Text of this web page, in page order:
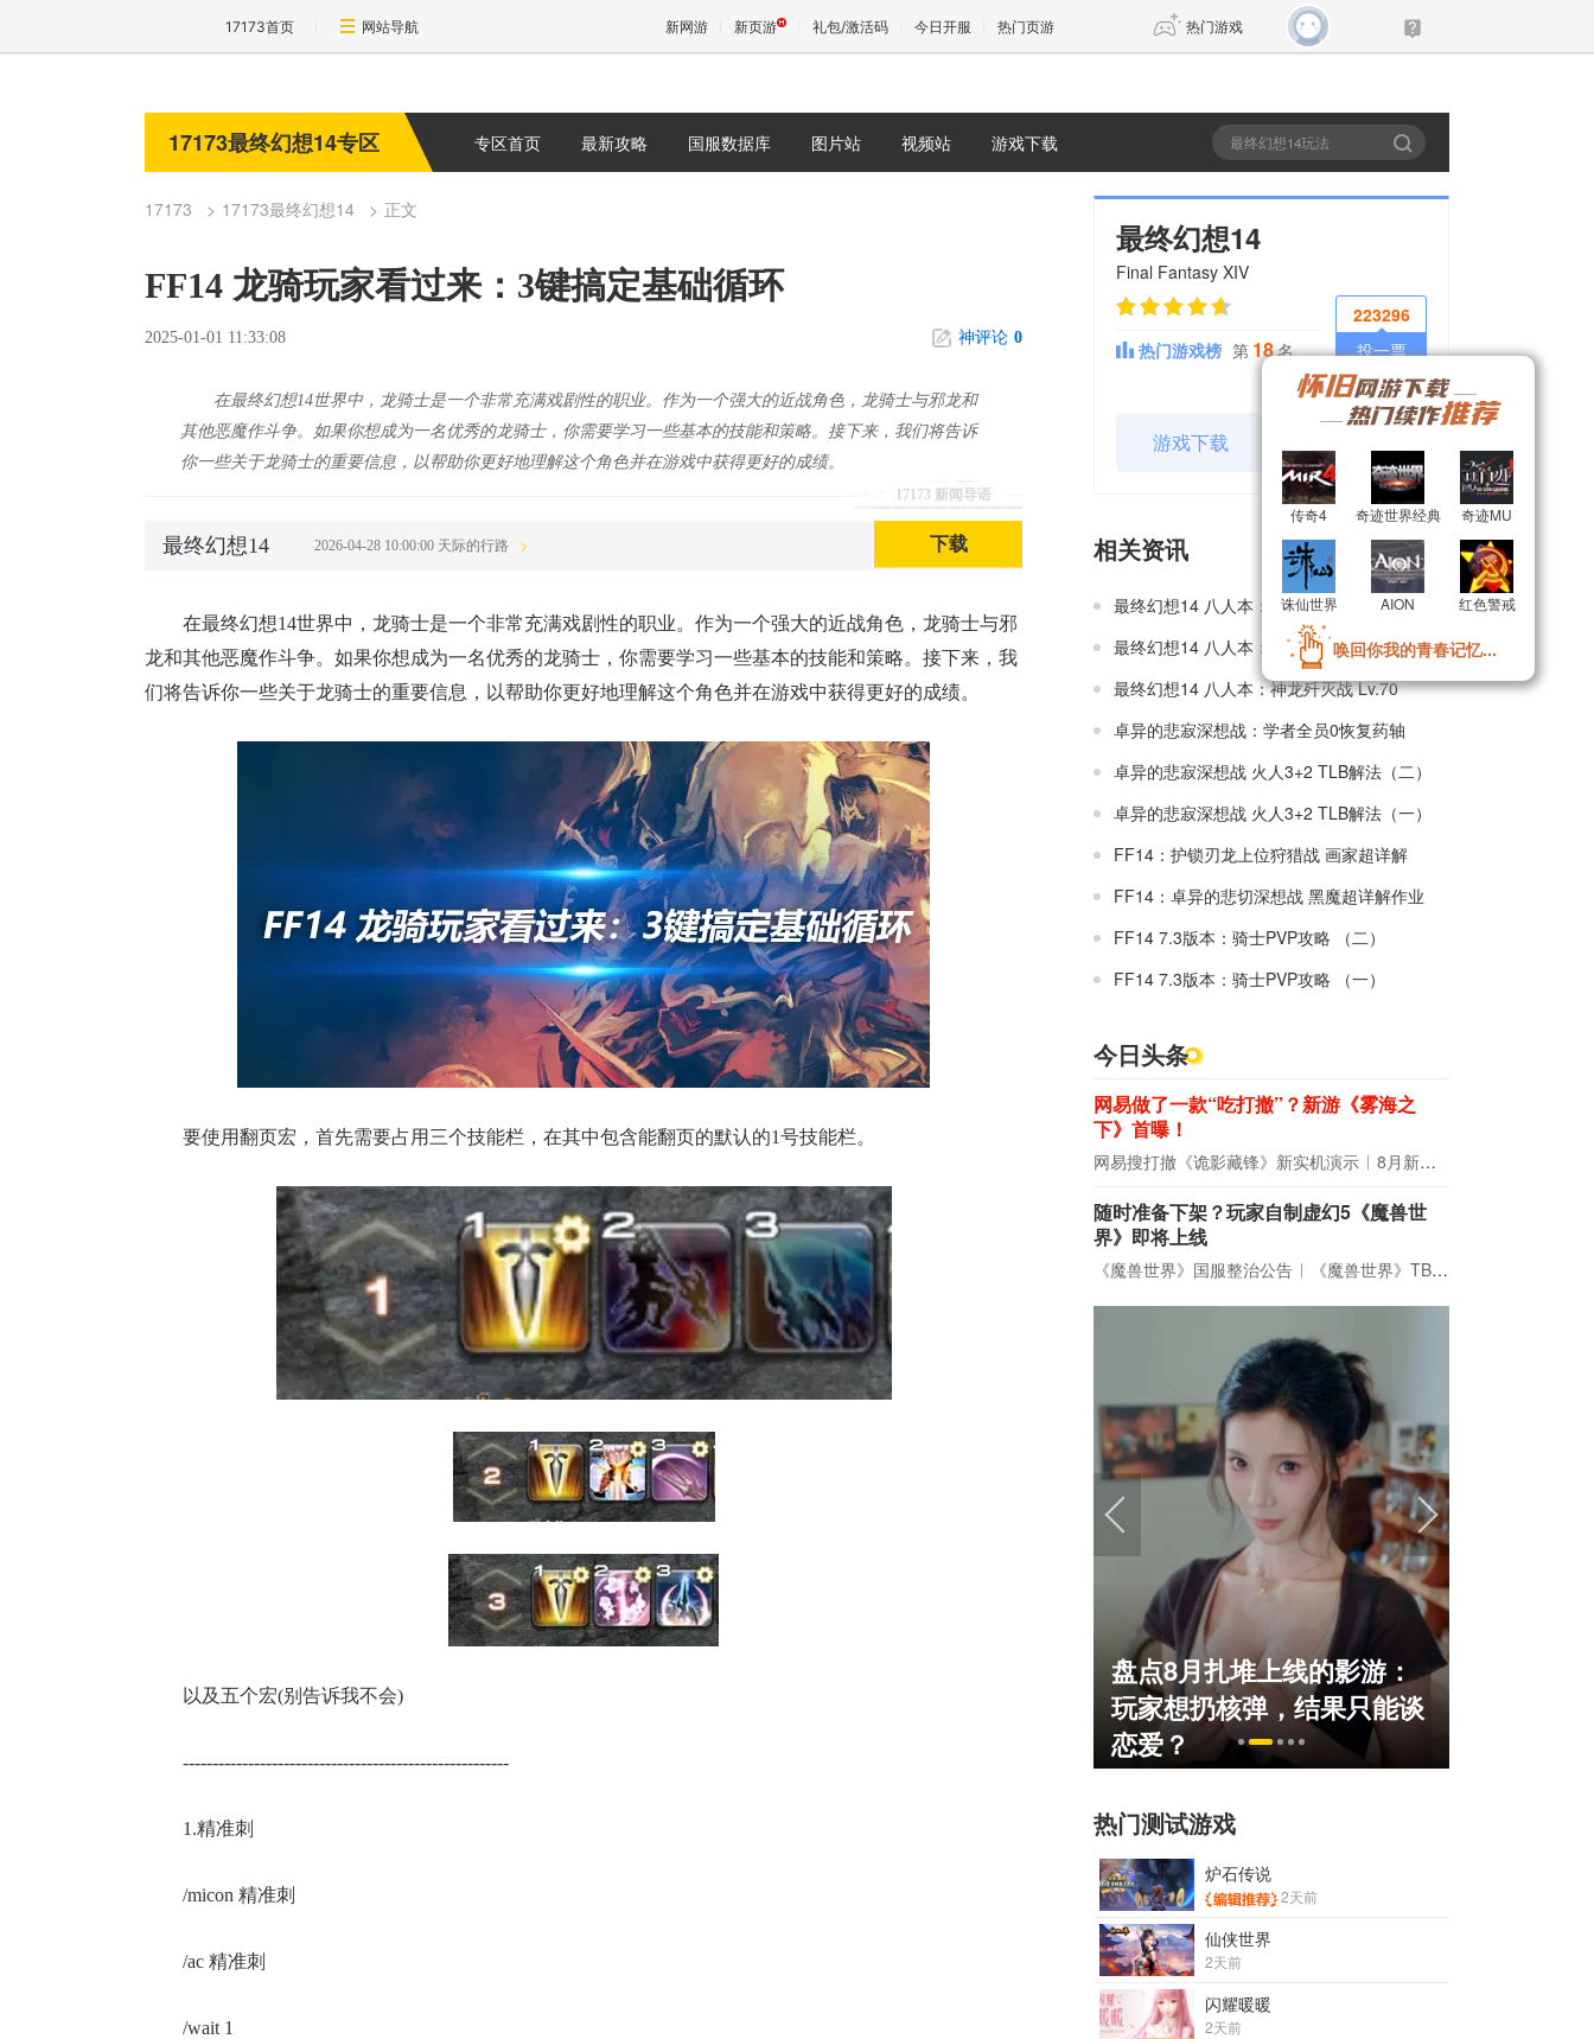
17173首页 网站导航 新网游 新页游 礼包/激活码 今日开服 热门页游 热门游戏
魔兽 传奇4
新仙侠5
17173最终幻想14专区 专区首页 最新攻略 国服数据库 图片站 视频站 游戏下载
17173 17173最终幻想14 正文
FF14 龙骑玩家看过来：3键搞定基础循环
2025-01-01 11:33:08 神评论 0
17173 新闻导语
在最终幻想14世界中，龙骑士是一个非常充满戏剧性的职业。作为一个强大的近战角色，龙骑士与邪龙和
其他恶魔作斗争。如果你想成为一名优秀的龙骑士，你需要学习一些基本的技能和策略。接下来，我们将告诉
你一些关于龙骑士的重要信息，以帮助你更好地理解这个角色并在游戏中获得更好的成绩。
最终幻想14 2026-04-28 10:00:00 天际的行路 下载
在最终幻想14世界中，龙骑士是一个非常充满戏剧性的职业。作为一个强大的近战角色，龙骑士与邪
龙和其他恶魔作斗争。如果你想成为一名优秀的龙骑士，你需要学习一些基本的技能和策略。接下来，我
们将告诉你一些关于龙骑士的重要信息，以帮助你更好地理解这个角色并在游戏中获得更好的成绩。
要使用翻页宏，首先需要占用三个技能栏，在其中包含能翻页的默认的1号技能栏。
以及五个宏(别告诉我不会)
-------------------------------------------------------
1.精准刺
/micon 精准刺
/ac 精准刺
/wait 1
最终幻想14
Final Fantasy XIV
223296
投一票
热门游戏榜 第 18名
游戏下载
相关资讯
最终幻想14 八人本：月读歼灭战 Lv.70
最终幻想14 八人本：白虎镇魂战 Lv.70
最终幻想14 八人本：神龙歼灭战 Lv.70
卓异的悲寂深想战：学者全员0恢复药轴
卓异的悲寂深想战 火人3+2 TLB解法（二）
卓异的悲寂深想战 火人3+2 TLB解法（一）
FF14：护锁刃龙上位狩猎战 画家超详解
FF14：卓异的悲切深想战 黑魔超详解作业
FF14 7.3版本：骑士PVP攻略 （二）
FF14 7.3版本：骑士PVP攻略 （一）
今日头条
网易做了一款“吃打撤”？新游《雾海之
下》首曝！
网易搜打撤《诡影藏锋》新实机演示 8月新游前瞻：《诡秘之主》领衔
随时准备下架？玩家自制虚幻5《魔兽世
界》即将上线
《魔兽世界》国服整治公告 《魔兽世界》TBC周年大更：双经典团本回归！
什么网游翅膀成了"躲不掉
盘点8月扎堆上线的影游：
玩家想扔核弹，结果只能谈
恋爱？
热门测试游戏
炉石传说
2天前
仙侠世界
2天前
闪耀暖暖
2天前
传奇4 奇迹世界经典 奇迹MU
诛仙世界 AION 红色警戒
唤回你我的青春记忆...
传奇4 奇迹世界经典 奇迹MU
诛仙世界 AION 红色警戒
唤回你我的青春记忆...